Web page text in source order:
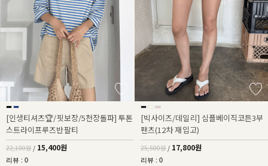
[인생티셔츠🏆/핏보장/5천장돌파] 투톤
스트라이프루즈반팔티
22,100원 / 15,400원
리뷰 : 0
[빅사이즈/데일리] 심플베이직코튼3부
팬츠(12차 재입고)
25,500원 / 17,800원
리뷰 : 0